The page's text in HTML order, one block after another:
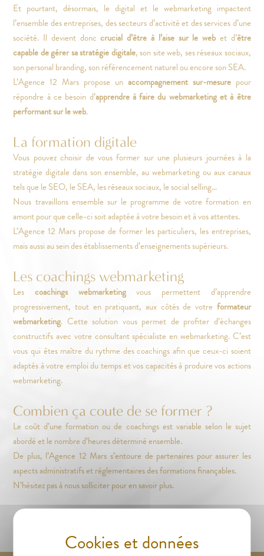
Et pourtant, désormais, le digital et le webmarketing impactent
l’ensemble des entreprises, des secteurs d’activité et des services d’une
société. Il devient donccrucial d’être à l’aise sur le web et d’être
capable de gérer sa stratégie digitale, son site web, ses réseaux sociaux,
son personal branding, son référencement naturel ou encore son SEA.
L’Agence 12 Mars propose unaccompagnement sur-mesurepour
répondre à ce besoin d’apprendre à faire du webmarketing et à être
performant sur le web.
La formation digitale
Vous pouvez choisir de vous former sur une plusieurs journées à la
stratégie digitale dans son ensemble, au webmarketing ou aux canaux
tels que le SEO, le SEA, les réseaux sociaux, le social selling…
Nous travaillons ensemble sur le programme de votre formation en
amont pour que celle-ci soit adaptée à votre besoin et à vos attentes.
L’Agence 12 Mars propose de former les particuliers, les entreprises,
mais aussi au sein des établissements d’enseignements supérieurs.
Les coachings webmarketing
Lescoachings webmarketingvous permettent d’apprendre
progressivement, tout en pratiquant, aux côtés de votre formateur
webmarketing. Cette solution vous permet de profiter d’échanges
constructifs avec votre consultant spécialiste en webmarketing. C’est
vous qui êtes maître du rythme des coachings afin que ceux-ci soient
adaptés à votre emploi du temps et vos capacités à produire vos actions
webmarketing.
Combien ça coute de se former ?
Le coût d’une formation ou de coachings est variable selon le sujet
abordé et le nombre d’heures déterminé ensemble.
De plus, l’Agence 12 Mars s’entoure de partenaires pour assurer les
aspects administratifs et réglementaires des formations finançables.
N’hésitez pas à nous solliciter pour en savoir plus.